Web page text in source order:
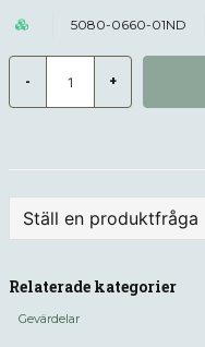
5080-0660-01ND
- +
Ställ en produktfråga
Fråga oss något
Relaterade kategorier
Gevärdelar